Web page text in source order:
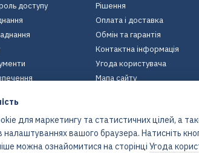
доступу
Рішення
Оплата і доставка
Обмін та гарантія
Контактна інформація
Угода користувача
Мапа сайту
для маркетингу та статистичних цілей, а
вашого браузера. Натисніть
можна ознайомитися на сторінці Угода